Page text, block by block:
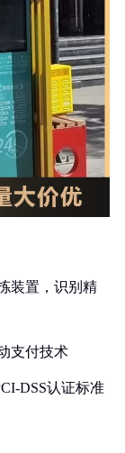
装置，识别精
支付技术
DSS认证标准